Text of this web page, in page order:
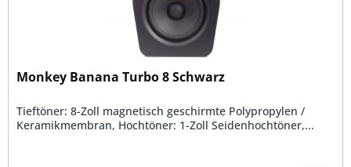
Monkey Banana Turbo 8 Schwarz
Tieftöner: 8-Zoll magnetisch geschirmte Polypropylen /
Keramikmembran, Hochtöner: 1-Zoll Seidenhochtöner,...